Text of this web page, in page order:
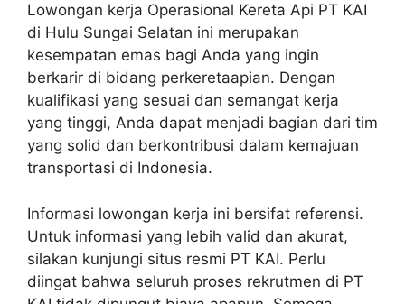
Lowongan kerja Operasional Kereta Api PT KAI
di Hulu Sungai Selatan ini merupakan
kesempatan emas bagi Anda yang ingin
berkarir di bidang perkeretaapian. Dengan
kualifikasi yang sesuai dan semangat kerja
yang tinggi, Anda dapat menjadi bagian dari tim
yang solid dan berkontribusi dalam kemajuan
transportasi di Indonesia.
Informasi lowongan kerja ini bersifat referensi.
Untuk informasi yang lebih valid dan akurat,
silakan kunjungi situs resmi PT KAI. Perlu
diingat bahwa seluruh proses rekrutmen di PT